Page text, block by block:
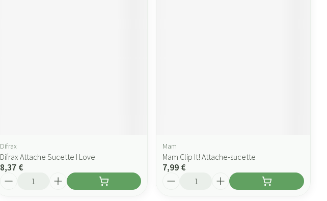
Difrax
Difrax Attache Sucette I Love
8,37 €
Mam
Mam Clip It! Attache-sucette
7,99 €